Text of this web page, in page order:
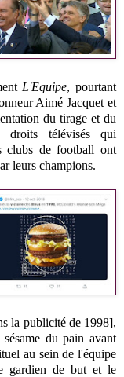
L'Equipe, pourtant
Aimé Jacquet et
du tirage et du
droits télévisés qui
clubs de football ont
leurs champions.
la publicité de 1998],
du pain avant
au sein de l'équipe
gardien de but et le